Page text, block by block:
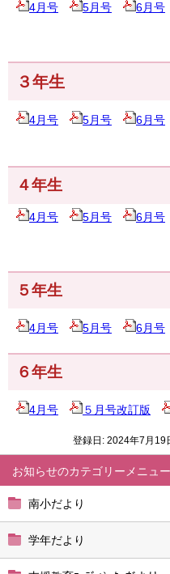
お知らせ
南小だより
学年だより
4月号 5月号 6月号
３年生
4月号 5月号 6月号
４年生
4月号 5月号 6月号
５年生
4月号 5月号 6月号
６年生
4月号 ５月号改訂版
登録日: 2024年7月19